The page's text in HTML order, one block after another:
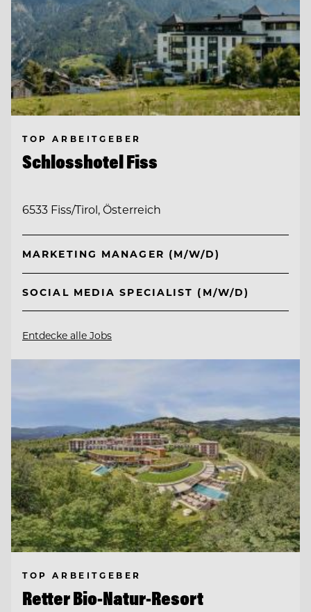
TOP ARBEITGEBER
Schlosshotel Fiss
6533 Fiss/Tirol, Österreich
MARKETING MANAGER (M/W/D)
SOCIAL MEDIA SPECIALIST (M/W/D)
Entdecke alle Jobs
TOP ARBEITGEBER
Retter Bio-Natur-Resort